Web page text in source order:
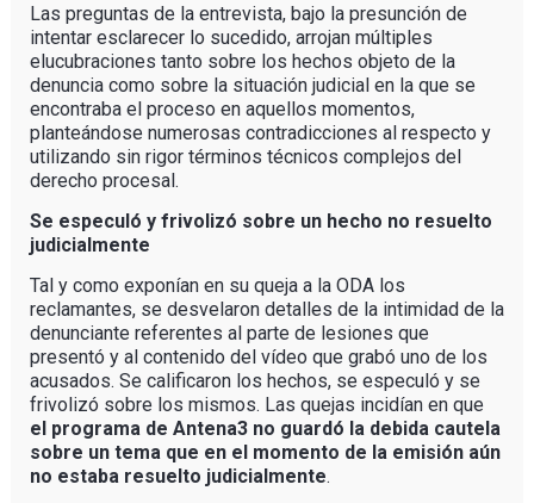
Las preguntas de la entrevista, bajo la presunción de
intentar esclarecer lo sucedido, arrojan múltiples
elucubraciones tanto sobre los hechos objeto de la
denuncia como sobre la situación judicial en la que se
encontraba el proceso en aquellos momentos,
planteándose numerosas contradicciones al respecto y
utilizando sin rigor términos técnicos complejos del
derecho procesal.
Se especuló y frivolizó sobre un hecho no resuelto
judicialmente
Tal y como exponían en su queja a la ODA los
reclamantes, se desvelaron detalles de la intimidad de la
denunciante referentes al parte de lesiones que
presentó y al contenido del vídeo que grabó uno de los
acusados. Se calificaron los hechos, se especuló y se
frivolizó sobre los mismos. Las quejas incidían en que
el programa de Antena3 no guardó la debida cautela
sobre un tema que en el momento de la emisión aún
no estaba resuelto judicialmente.